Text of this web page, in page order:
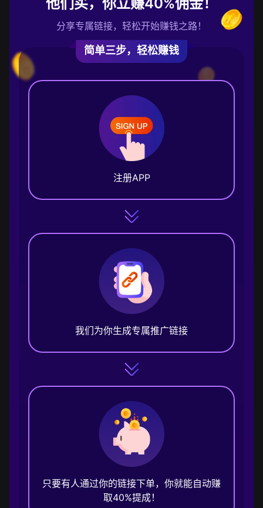
分享专属链接，轻松开始赚钱之路！
简单三步，轻松赚钱
注册APP
我们为你生成专属推广链接
只要有人通过你的链接下单，你就能自动赚
取40%提成！